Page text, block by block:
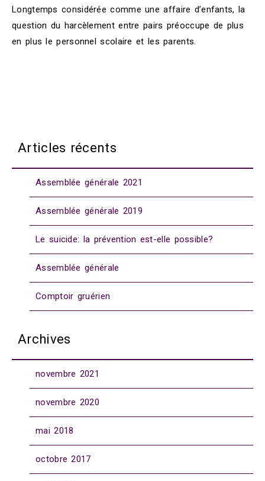
Longtemps considérée comme une affaire d’enfants, la
question du harcèlement entre pairs préoccupe de plus
en plus le personnel scolaire et les parents.
Articles récents
Assemblée générale 2021
Assemblée générale 2019
Le suicide: la prévention est-elle possible?
Assemblée générale
Comptoir gruérien
Archives
novembre 2021
novembre 2020
mai 2018
octobre 2017